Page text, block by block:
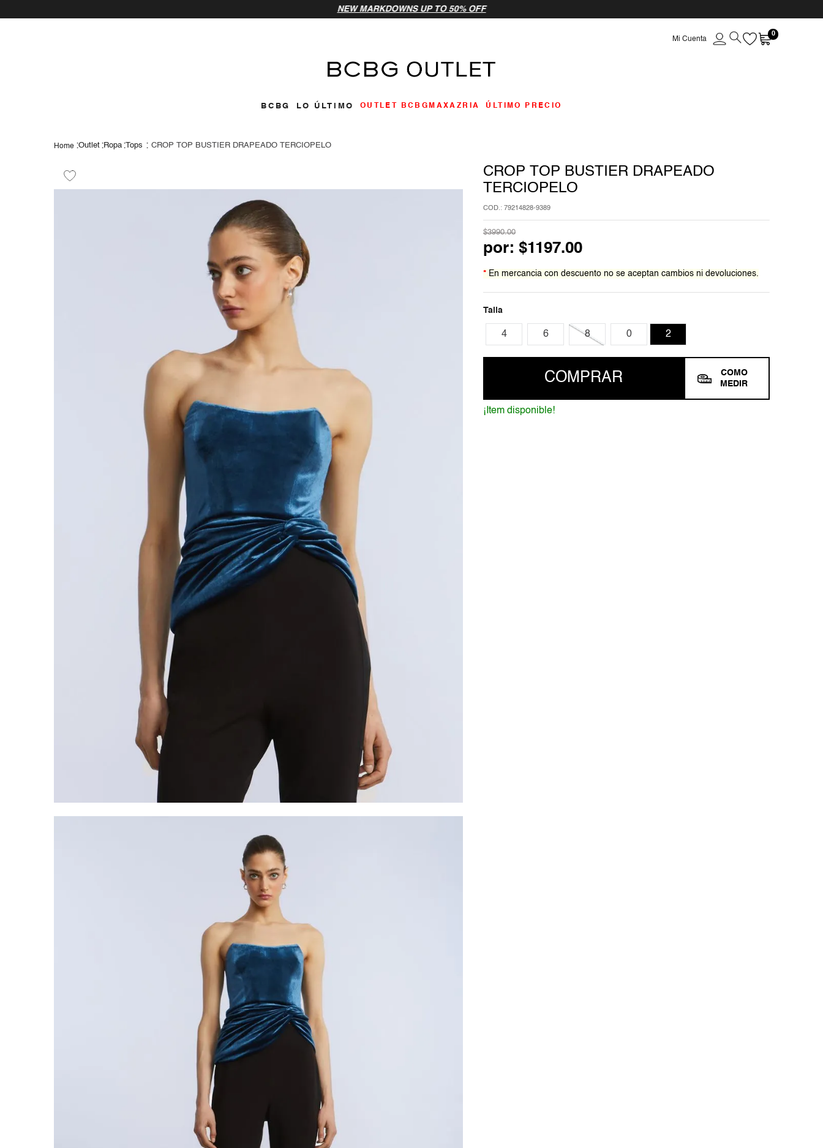
NEW MARKDOWNS UP TO 50% OFF
0
BCBG LO ÚLTIMO OUTLET BCBGMAXAZRIA ÚLTIMO PRECIO
vamos a probar
Outlet Ropa Tops CROP TOP BUSTIER DRAPEADO TERCIOPELO
CROP TOP BUSTIER DRAPEADO
TERCIOPELO
: 79214828-9389
$3990.00
por:$1197.00
* En mercancia con descuento no se aceptan cambios ni devoluciones.
Talla
4 6 8 0 2
COMPRAR
COMO
MEDIR
¡Item disponible!